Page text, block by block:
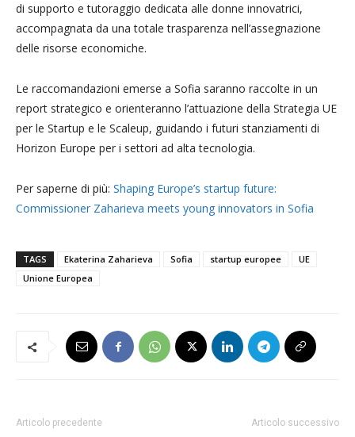
di supporto e tutoraggio dedicata alle donne innovatrici,
accompagnata da una totale trasparenza nell’assegnazione
delle risorse economiche.
Le raccomandazioni emerse a Sofia saranno raccolte in un
report strategico e orienteranno l’attuazione della Strategia UE
per le Startup e le Scaleup, guidando i futuri stanziamenti di
Horizon Europe per i settori ad alta tecnologia.
Per saperne di più: Shaping Europe’s startup future:
Commissioner Zaharieva meets young innovators in Sofia
TAGS Ekaterina Zaharieva Sofia startup europee
UE
Unione Europea
Articolo precedente Articolo successivo